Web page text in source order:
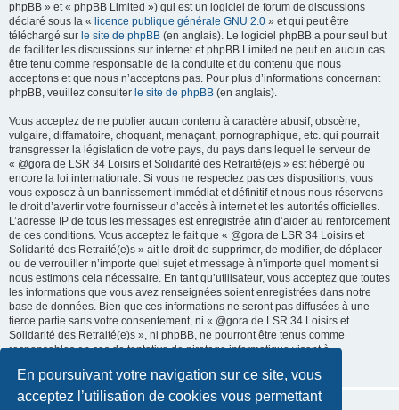
En poursuivant votre navigation sur ce site, vous
acceptez l’utilisation de cookies vous permettant
phpBB » et « phpBB Limited ») qui est un logiciel de forum de discussions
déclaré sous la « licence publique générale GNU 2.0 » et qui peut être
téléchargé sur le site de phpBB (en anglais). Le logiciel phpBB a pour seul but
de faciliter les discussions sur internet et phpBB Limited ne peut en aucun cas
être tenu comme responsable de la conduite et du contenu que nous
acceptons et que nous n’acceptons pas. Pour plus d’informations concernant
phpBB, veuillez consulter le site de phpBB (en anglais).
Vous acceptez de ne publier aucun contenu à caractère abusif, obscène,
vulgaire, diffamatoire, choquant, menaçant, pornographique, etc. qui pourrait
transgresser la législation de votre pays, du pays dans lequel le serveur de
« @gora de LSR 34 Loisirs et Solidarité des Retraité(e)s » est hébergé ou
encore la loi internationale. Si vous ne respectez pas ces dispositions, vous
vous exposez à un bannissement immédiat et définitif et nous nous réservons
le droit d’avertir votre fournisseur d’accès à internet et les autorités officielles.
L’adresse IP de tous les messages est enregistrée afin d’aider au renforcement
de ces conditions. Vous acceptez le fait que « @gora de LSR 34 Loisirs et
Solidarité des Retraité(e)s » ait le droit de supprimer, de modifier, de déplacer
ou de verrouiller n’importe quel sujet et message à n’importe quel moment si
nous estimons cela nécessaire. En tant qu’utilisateur, vous acceptez que toutes
les informations que vous avez renseignées soient enregistrées dans notre
base de données. Bien que ces informations ne seront pas diffusées à une
tierce partie sans votre consentement, ni « @gora de LSR 34 Loisirs et
Solidarité des Retraité(e)s », ni phpBB, ne pourront être tenus comme
responsables en cas de tentative de piratage informatique visant à